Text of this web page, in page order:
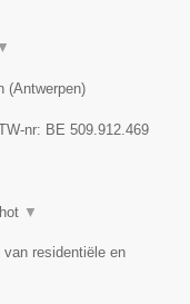
▼
(Antwerpen)
nr: BE 509.912.469
▼
residentiële en